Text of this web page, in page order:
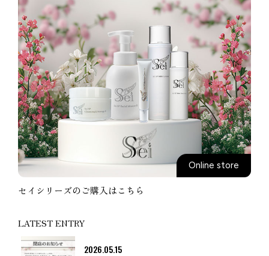
Online store
セイシリーズのご購入はこちら
LATEST ENTRY
2026.05.15